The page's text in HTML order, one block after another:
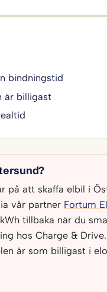
bindningstid
är billigast
på att skaffa elbil i
vår partner Fortum
tillbaka när du
hos Charge &
är som billigast i